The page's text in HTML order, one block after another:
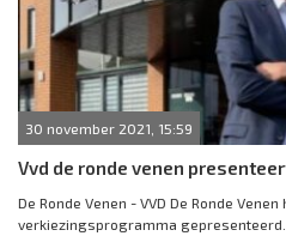
30 november 2021, 15:59
Vvd de ronde venen
De Ronde Venen - VVD De Ronde
verkiezingsprogramma